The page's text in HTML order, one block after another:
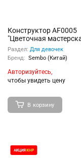
Конструктор AF0005
"Цветочная
коробке
Раздел: Для девочек
Бренд: Sembo (Китай)
Авторизуйтесь,
чтобы увидеть цену
В корзину